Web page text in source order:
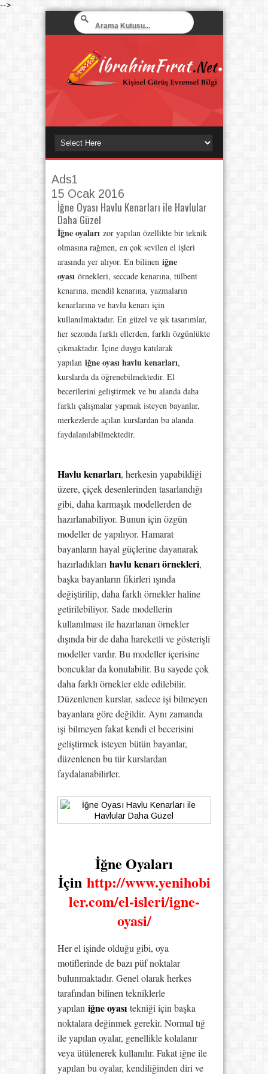
-->
Ads1
15 Ocak 2016
İğne Oyası Havlu Kenarları ile Havlular
Daha Güzel
İğne oyaları zor yapılan özellikte bir teknik
olmasına rağmen, en çok sevilen el işleri
arasında yer alıyor. En bilinen iğne
oyasıörnekleri, seccade kenarına, tülbent
kenarına, mendil kenarına, yazmaların
kenarlarına ve havlu kenarı için
kullanılmaktadır. En güzel ve şık tasarımlar,
her sezonda farklı ellerden, farklı özgünlükte
çıkmaktadır. İçine duygu katılarak
yapılan iğne oyası havlu kenarları,
kurslarda da öğrenebilmektedir. El
becerilerini geliştirmek ve bu alanda daha
farklı çalışmalar yapmak isteyen bayanlar,
merkezlerde açılan kurslardan bu alanda
faydalanılabilmektedir.
Havlu kenarları, herkesin yapabildiği
üzere, çiçek desenlerinden tasarlandığı
gibi, daha karmaşık modellerden de
hazırlanabiliyor. Bunun için özgün
modeller de yapılıyor. Hamarat
bayanların hayal güçlerine dayanarak
hazırladıkları havlu kenarı örnekleri,
başka bayanların fikirleri ışında
değiştirilip, daha farklı örnekler haline
getirilebiliyor. Sade modellerin
kullanılması ile hazırlanan örnekler
dışında bir de daha hareketli ve gösterişli
modeller vardır. Bu modeller içerisine
boncuklar da konulabilir. Bu sayede çok
daha farklı örnekler elde edilebilir.
Düzenlenen kurslar, sadece işi bilmeyen
bayanlara göre değildir. Aynı zamanda
işi bilmeyen fakat kendi el becerisini
geliştirmek isteyen bütün bayanlar,
düzenlenen bu tür kurslardan
faydalanabilirler.
İğne Oyaları
İçin http://www.yenihobi
ler.com/el-isleri/igne-
oyasi/
Her el işinde olduğu gibi, oya
motiflerinde de bazı püf noktalar
bulunmaktadır. Genel olarak herkes
tarafından bilinen tekniklerle
yapılan iğne oyası tekniği için başka
noktalara değinmek gerekir. Normal tığ
ile yapılan oyalar, genellikle kolalanır
veya ütülenerek kullanılır. Fakat iğne ile
yapılan bu oyalar, kendiliğinden diri ve